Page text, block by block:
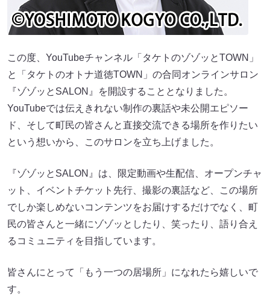
この度、YouTubeチャンネル「タケトのゾゾッとTOWN」
と「タケトのオトナ道徳TOWN」の合同オンラインサロン
『ゾゾッとSALON』を開設することとなりました。
YouTubeでは伝えきれない制作の裏話や未公開エピソー
ド、そして町民の皆さんと直接交流できる場所を作りたい
という想いから、このサロンを立ち上げました。
『ゾゾッとSALON』は、限定動画や生配信、オープンチャ
ット、イベントチケット先行、撮影の裏話など、この場所
でしか楽しめないコンテンツをお届けするだけでなく、町
民の皆さんと一緒にゾゾッとしたり、笑ったり、語り合え
るコミュニティを目指しています。
皆さんにとって「もう一つの居場所」になれたら嬉しいで
す。